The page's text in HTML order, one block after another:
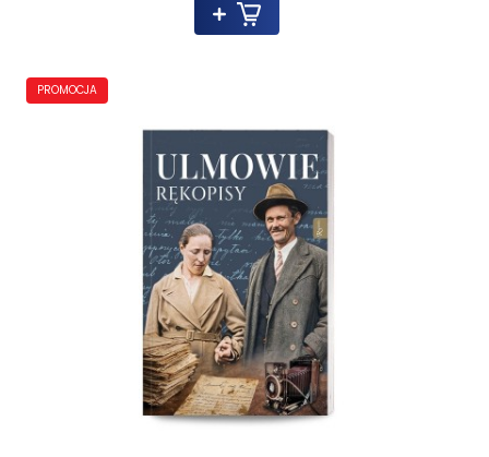
PROMOCJA